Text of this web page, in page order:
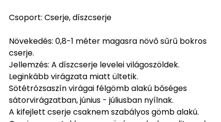
Csoport: Cserje, díszcserje
Növekedés: 0,8-1 méter magasra növő sűrű bokros
cserje.
Jellemzés: A díszcserje levelei világoszöldek.
Leginkább virágzata miatt ültetik.
Sötétrózsaszín virágai félgömb alakú bőséges
sátorvirágzatban, június - júliusban nyílnak.
A kifejlett cserje csaknem szabályos gömb alakú.